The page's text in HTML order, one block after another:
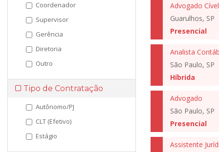
Coordenador
Supervisor
Gerência
Diretoria
Outro
Tipo de Contratação
Autônomo/PJ
CLT (Efetivo)
Estágio
Advogado
Guarulhos, SP
Presencial
Analista
São Paulo, SP
Híbrida
Advogado
São Paulo, SP
Presencial
Assistente